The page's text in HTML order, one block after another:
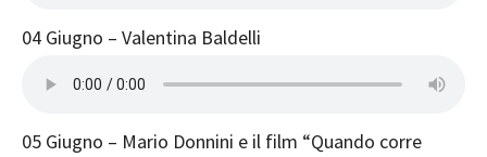
04 Giugno – Valentina Baldelli
05 Giugno – Mario Donnini e il film “Quando corre